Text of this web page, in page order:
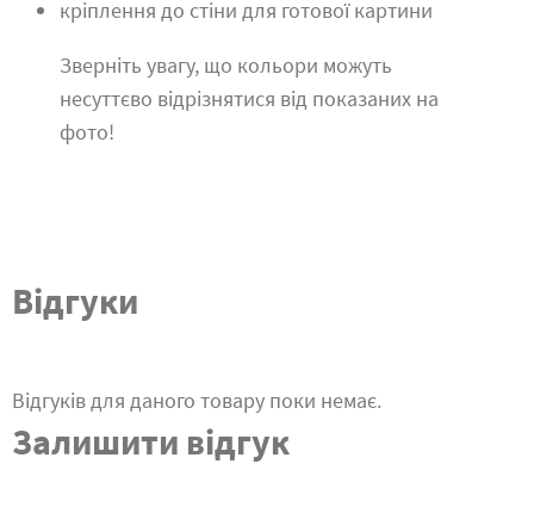
кріплення до стіни для готової картини
Зверніть увагу, що кольори можуть
несуттєво відрізнятися від показаних на
фото!
Відгуки
Відгуків для даного товару поки немає.
Залишити відгук